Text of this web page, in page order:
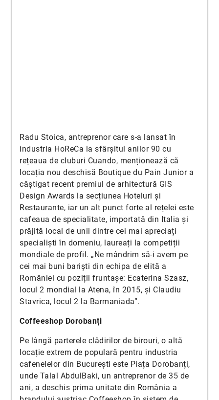
Radu Stoica, antreprenor care s-a lansat în
industria HoReCa la sfârșitul anilor 90 cu
rețeaua de cluburi Cuando, menționează că
locația nou deschisă Boutique du Pain Junior a
câștigat recent premiul de arhitectură GIS
Design Awards la secțiunea Hoteluri și
Restaurante, iar un alt punct forte al rețelei este
cafeaua de specialitate, importată din Italia și
prăjită local de unii dintre cei mai apreciați
specialiști în domeniu, laureați la competiții
mondiale de profil. „Ne mândrim să-i avem pe
cei mai buni bariști din echipa de elită a
României cu poziții fruntașe: Ecaterina Szasz,
locul 2 mondial la Atena, în 2015, și Claudiu
Stavrica, locul 2 la Barmaniada”.
Coffeeshop Dorobanți
Pe lângă parterele clădirilor de birouri, o altă
locație extrem de populară pentru industria
cafenelelor din București este Piața Dorobanți,
unde Talal AbdulBaki, un antreprenor de 35 de
ani, a deschis prima unitate din România a